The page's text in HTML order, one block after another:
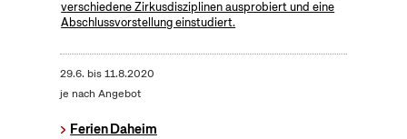
verschiedene Zirkusdisziplinen ausprobiert und eine
Abschlussvorstellung einstudiert.
29.6. bis11.8.2020
je nach Angebot
Ferien Daheim